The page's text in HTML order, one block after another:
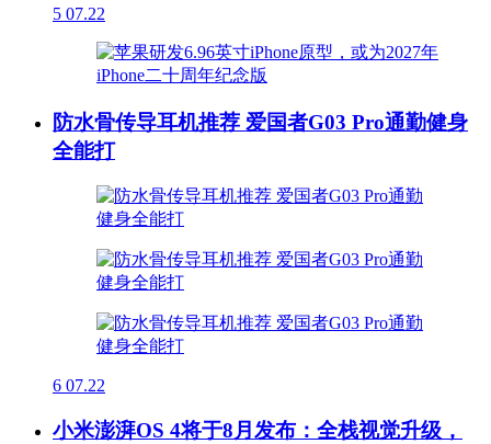
5 07.22
防水骨传导耳机推荐 爱国者G03 Pro通勤健身
全能打
6 07.22
小米澎湃OS 4将于8月发布：全栈视觉升级，